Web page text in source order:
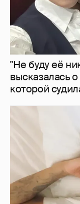
Молится о
Шурыгина